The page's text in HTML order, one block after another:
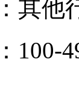
其他
100-